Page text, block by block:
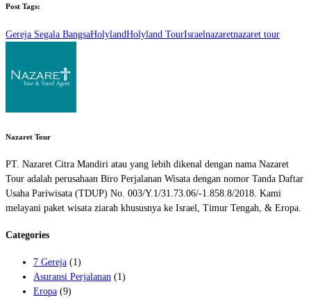
Post Tags:
Gereja Segala BangsaHolylandHolyland TourIsraelnazaretnazaret tour
Nazaret Tour
PT. Nazaret Citra Mandiri atau yang lebih dikenal dengan nama Nazaret
Tour adalah perusahaan Biro Perjalanan Wisata dengan nomor Tanda Daftar
Usaha Pariwisata (TDUP) No. 003/Y.1/31.73.06/-1.858.8/2018. Kami
melayani paket wisata ziarah khususnya ke Israel, Timur Tengah, & Eropa.
Categories
7 Gereja (1)
Asuransi Perjalanan (1)
Eropa (9)